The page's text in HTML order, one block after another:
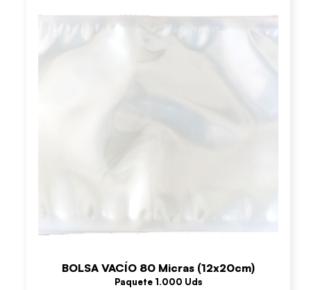
BOLSA VACÍO 80 Micras (12x20cm)
Paquete 1.000 Uds